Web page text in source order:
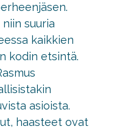
suuria
kaikkien
kodin etsintä.
asioista.
haasteet ovat